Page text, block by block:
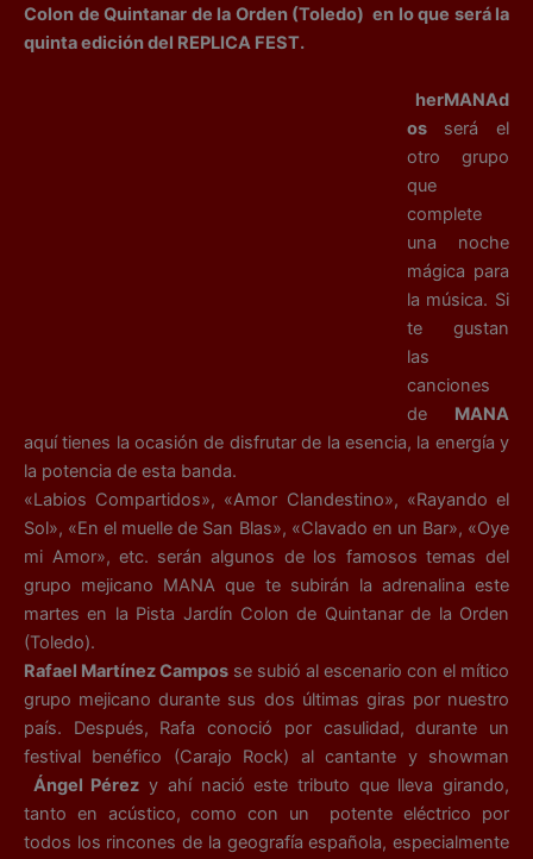
Colon de Quintanar de la Orden (Toledo) en lo que será la
quinta edición del REPLICA FEST.
herMANAd
osserá el
otro grupo
que
complete
una noche
mágica para
la música. Si
te gustan
las
canciones
de MANA
aquí tienes la ocasión de disfrutar de la esencia, la energía y
la potencia de esta banda.
«Labios Compartidos», «Amor Clandestino», «Rayando el
Sol», «En el muelle de San Blas», «Clavado en un Bar», «Oye
mi Amor», etc. serán algunos de los famosos temas del
grupo mejicano MANA que te subirán la adrenalina este
martes en la Pista Jardín Colon de Quintanar de la Orden
(Toledo).
Rafael Martínez Campos se subió al escenario con el mítico
grupo mejicano durante sus dos últimas giras por nuestro
país. Después, Rafa conoció por casulidad, durante un
festival benéfico (Carajo Rock) al cantante y showman
Ángel Pérez y ahí nació este tributo que lleva girando,
tanto en acústico, como con un potente eléctrico por
todos los rincones de la geografía española, especialmente